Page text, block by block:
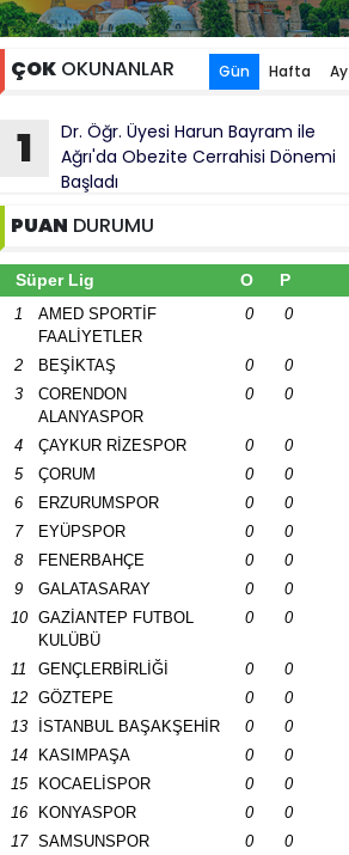
ÇOK OKUNANLAR Gün Hafta Ay
1
Dr. Öğr. Üyesi Harun Bayram ile
Ağrı'da Obezite Cerrahisi Dönemi
Başladı
PUAN DURUMU
Süper Lig O P
1
AMED SPORTİF
FAALİYETLER
0 0
2 BEŞİKTAŞ 0
0
3
CORENDON
ALANYASPOR
0 0
4 ÇAYKUR RİZESPOR 0
0
5
ÇORUM 0
0
6
ERZURUMSPOR 0
0
7
EYÜPSPOR 0
0
8
FENERBAHÇE 0
0
9
GALATASARAY 0
0
10
GAZİANTEP FUTBOL
KULÜBÜ
0 0
11 GENÇLERBİRLİĞİ 0
0
12
GÖZTEPE 0
0
13
İSTANBUL BAŞAKŞEHİR 0
0
14
KASIMPAŞA 0
0
15
KOCAELİSPOR 0
0
16
KONYASPOR 0
0
17
SAMSUNSPOR 0
0